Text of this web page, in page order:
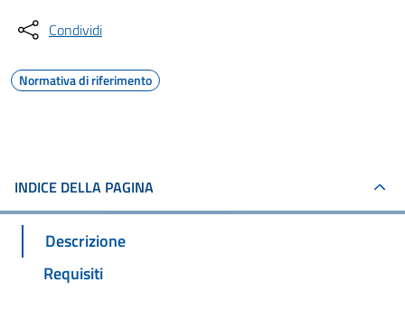
Condividi
Normativa di riferimento
INDICE DELLA PAGINA
Descrizione
Requisiti